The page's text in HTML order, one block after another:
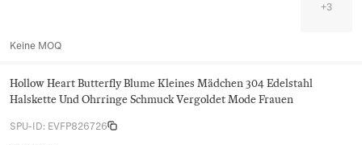
+3
Keine MOQ
Hollow Heart Butterfly Blume Kleines Mädchen 304 Edelstahl
Halskette Und Ohrringe Schmuck Vergoldet Mode Frauen
SPU-ID: EVFP826726